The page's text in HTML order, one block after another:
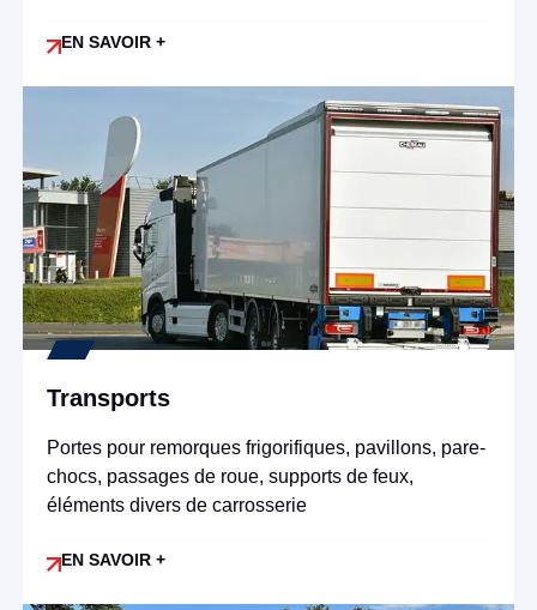
EN SAVOIR +
Transports
Portes pour remorques frigorifiques, pavillons, pare-
chocs, passages de roue, supports de feux,
éléments divers de carrosserie
EN SAVOIR +